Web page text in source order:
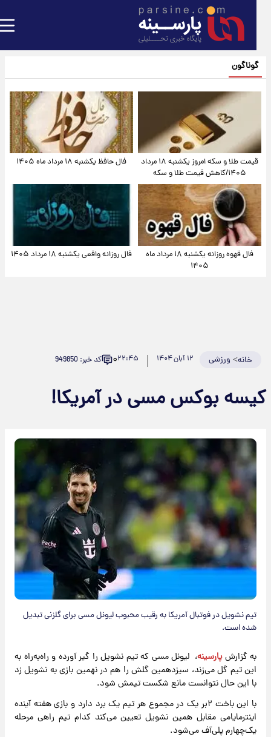
گوناگون
قیمت طلا و سکه امروز یکشنبه ۱۸ مرداد
۱۴۰۵/کاهش قیمت طلا و سکه
فال حافظ یکشنبه ۱۸ مرداد ماه ۱۴۰۵
فال قهوه روزانه یکشنبه ۱۸ مرداد ماه
۱۴۰۵
فال روزانه واقعی یکشنبه ۱۸ مرداد ۱۴۰۵
خانه>ورزشی ۲۲:۴۵۰ کد خبر: 949850
بوکس مسی در آمریکا!
تیم نشویل در فوتبال آمریکا به رقیب محبوب لیونل مسی برای گلزنی تبدیل
شده است.
به گزارشپارسینه، لیونل مسی که تیم نشویل را گیر آورده و راه‌به‌راه به
این تیم گل می‌زند، سیزدهمین گلش را هم در نهمین بازی به نشویل زد
با این حال نتوانست مانع شکست تیمش شود.
با این باخت ۲بر یک در مجموع هر تیم یک برد دارد و بازی هفته آینده
اینترمایامی مقابل همین نشویل تعیین می‌کند کدام تیم راهی مرحله
یک‌چهارم پلی‌آف می‌شود.